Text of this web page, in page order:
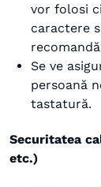
vor folosi
caractere
Se ve
persoană
tastatură.
Securitatea
etc.)